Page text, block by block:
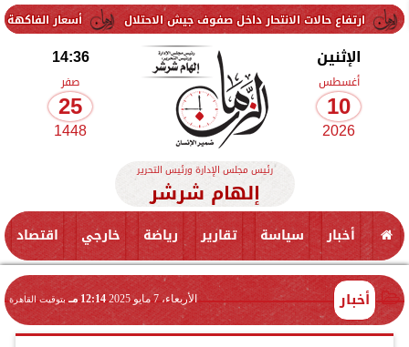
أسعار الفاكهة اليوم الإثنين 10 أغسطس 2026 في الأسواق.. الموز بكام حالات الانتحار داخل صفوف جيش الاحتلال
الإثنين
أغسطس
10
2026
14:36
صفر
25
1448
رئيس مجلس الإدارة ورئيس التحرير
إلهام شرشر
أخبار سياسة تقارير رياضة خارجي اقتصاد
أخبار الأربعاء، 7 مايو 2025 12:14 مـ بتوقيت القاهرة